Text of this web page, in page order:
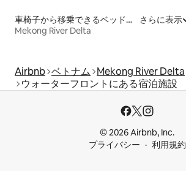
車椅子から移乗できるベッドがある宿泊施設
Mekong River Delta
さらに表示
Airbnb ベトナム Mekong River Delta
ウォーターフロントにある宿泊施設
© 2026 Airbnb, Inc.
プライバシー
利用規約